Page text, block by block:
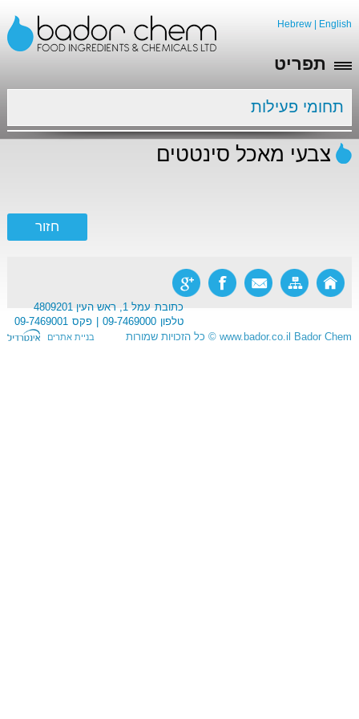
Hebrew English
תפריט
תחומי פעילות
צבעי מאכל סינטטים
כתובת עמל 1, ראש העין 4809201
טלפון 09-7469000 פקס 09-7469001
Bador Chem
www.bador.co.il
© כל הזכויות שמורות בניית אתרים